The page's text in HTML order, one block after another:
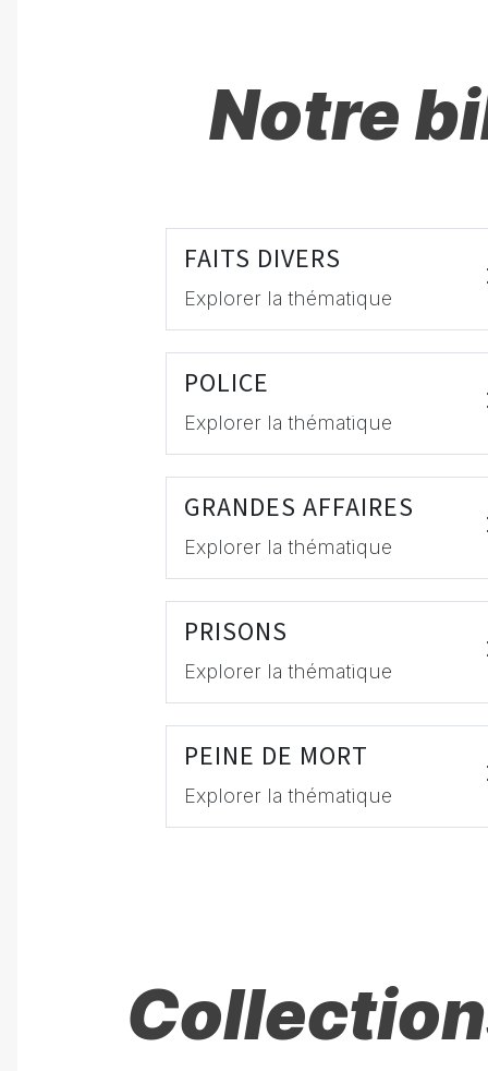
Notre
FAITS DIVERS
Explorer la thématique
POLICE
Explorer la thématique
GRANDES AFFAIRES
Explorer la thématique
PRISONS
Explorer la thématique
PEINE DE MORT
Explorer la thématique